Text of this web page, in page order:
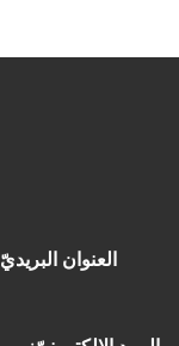
العنوان البريديّ